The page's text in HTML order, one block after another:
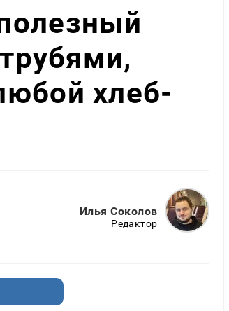
хлеб-
Илья Соколов
Редактор